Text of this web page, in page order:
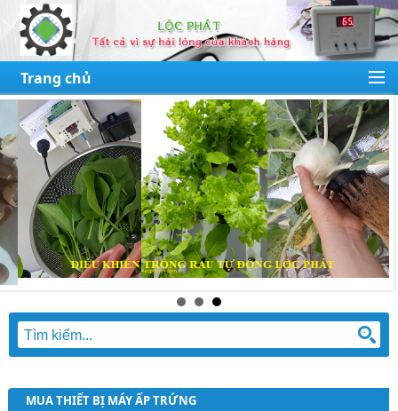
Trang chủ
MUA THIẾT BỊ MÁY ẤP TRỨNG